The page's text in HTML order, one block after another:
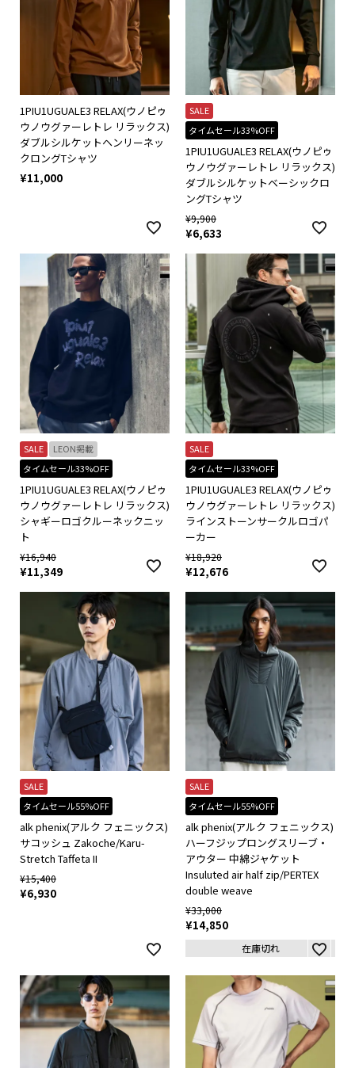
1PIU1UGUALE3 RELAX(ウノピゥ
ウノウグァーレトレ リラックス)
ダブルシルケットヘンリーネッ
クロングTシャツ
¥11,000
SALE
タイムセール33%OFF
1PIU1UGUALE3 RELAX(ウノピゥ
ウノウグァーレトレ リラックス)
ダブルシルケットベーシックロ
ングTシャツ
¥9,900
¥6,633
SALE
LEON掲載
タイムセール33%OFF
1PIU1UGUALE3 RELAX(ウノピゥ
ウノウグァーレトレ リラックス)
シャギーロゴクルーネックニッ
ト
¥16,940
¥11,349
SALE
タイムセール33%OFF
1PIU1UGUALE3 RELAX(ウノピゥ
ウノウグァーレトレ リラックス)
ラインストーンサークルロゴパ
ーカー
¥18,920
¥12,676
SALE
タイムセール55%OFF
alk phenix(アルク フェニックス)
サコッシュ Zakoche/Karu-
Stretch Taffeta II
¥15,400
¥6,930
SALE
タイムセール55%OFF
alk phenix(アルク フェニックス)
ハーフジップロングスリーブ・
アウター 中綿ジャケット
Insuluted air half zip/PERTEX
double weave
¥33,000
¥14,850
在庫切れ